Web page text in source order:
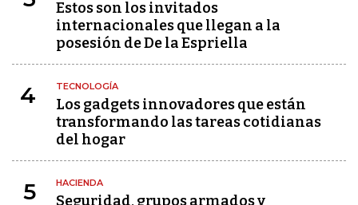
Estos son los invitados
internacionales que llegan a la
posesión de De la Espriella
4 TECNOLOGÍA
Los gadgets innovadores que están
transformando las tareas cotidianas
del hogar
5 HACIENDA
Seguridad, grupos armados y